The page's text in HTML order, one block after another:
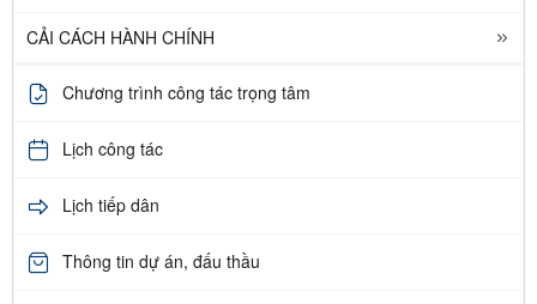
CẢI CÁCH HÀNH CHÍNH
Chương trình công tác trọng tâm
Lịch công tác
Lịch tiếp dân
Thông tin dự án, đấu thầu